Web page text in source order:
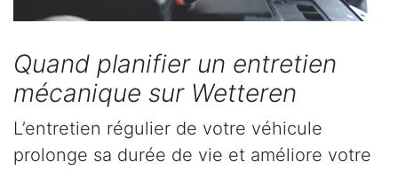
Quand planifier un entretien
mécanique sur Wetteren
L’entretien régulier de votre véhicule
prolonge sa durée de vie et améliore votre